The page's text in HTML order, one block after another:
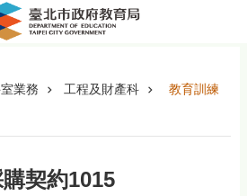
業務 工程及財產科 教育訓練
契約1015